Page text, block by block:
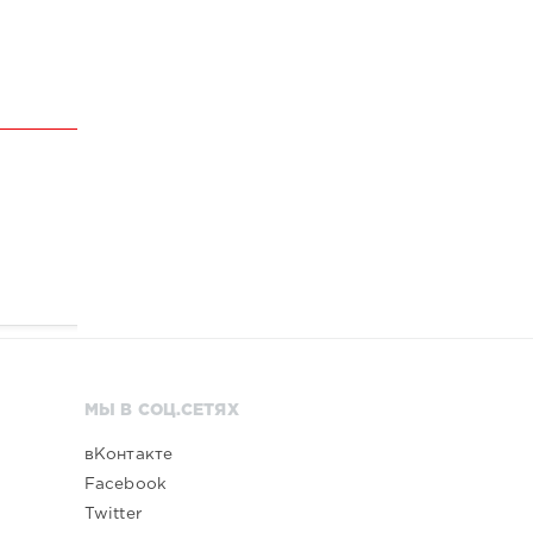
МЫ В СОЦ.СЕТЯХ
вКонтакте
Facebook
Twitter